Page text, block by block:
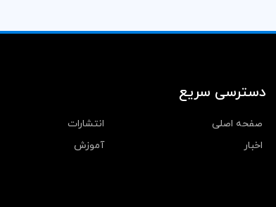
دسترسی سریع
صفحه اصلی
انتشارات
اخبار
آموزش